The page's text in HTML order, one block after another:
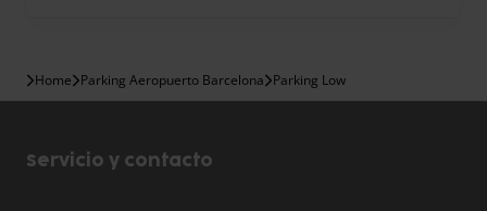
Home Parking Aeropuerto Barcelona Parking Low
Servicio y contacto